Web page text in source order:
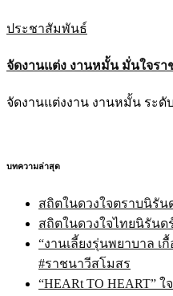
ประชาสัมพันธ์
จัดงานแต่ง งานหมั้น มั่นใจรา
จัดงานแต่งงาน งานหมั้น ระ
บทความล่าสุด
สถิตในดวงใจตราบนิรัน
สถิตในดวงใจไทยนิรันด
“งานเลี้ยงรุ่นพยาบาล
#ราชนาวีสโมสร
“HEARt TO HEART”